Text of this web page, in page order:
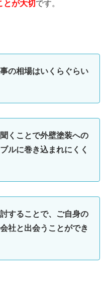
とが大切です。
の相場はいくらぐらい
くことで外壁塗装への
ルに巻き込まれにくく
することで、ご自身の
社と出会うことができ